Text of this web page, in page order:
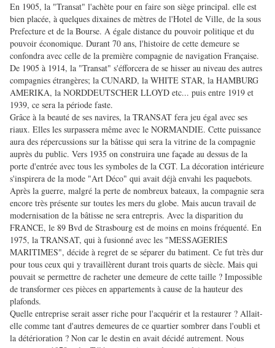
En 1905, la "Transat" l'achète pour en faire son siège principal. elle est
bien placée, à quelques dixaines de mètres de l'Hotel de Ville, de la sous
Prefecture et de la Bourse. A égale distance du pouvoir politique et du
pouvoir économique. Durant 70 ans, l'histoire de cette demeure se
confondra avec celle de la première compagnie de navigation Française.
De 1905 à 1914, la "Transat" s'éfforcera de se hisser au niveau des autres
compagnies étrangères; la CUNARD, la WHITE STAR, la HAMBURG
AMERIKA, la NORDDEUTSCHER LLOYD etc... puis entre 1919 et
1939, ce sera la période faste.
Grâce à la beauté de ses navires, la TRANSAT fera jeu égal avec ses
riaux. Elles les surpassera même avec le NORMANDIE. Cette puissance
aura des répercussions sur la bâtisse qui sera la vitrine de la compagnie
auprès du public. Vers 1935 on construira une façade au dessus de la
porte d'entrée avec tous les symboles de la CGT. La décoration intérieure
s'inspirera de la mode "Art Déco" qui avait déjà envahi les paquebots.
Après la guerre, malgré la perte de nombreux bateaux, la compagnie sera
encore très présente sur toutes les mers du globe. Mais aucun travail de
modernisation de la bâtisse ne sera entrepris. Avec la disparition du
FRANCE, le 89 Bvd de Strasbourg est de moins en moins fréquenté. En
1975, la TRANSAT, qui à fusionné avec les "MESSAGERIES
MARITIMES", décide à regret de se séparer du batiment. Ce fut très dur
pour tous ceux qui y travaillèrent durant trois quarts de siècle. Mais qui
pouvait se permettre de racheter une demeure de cette taille ? Impossible
de transformer ces pièces en appartements à cause de la hauteur des
plafonds.
Quelle entreprise serait asser riche pour l'acquérir et la restaurer ? Allait-
elle comme tant d'autres demeures de ce quartier sombrer dans l'oubli et
la détérioration ? Non car le destin en avait décidé autrement. Nous